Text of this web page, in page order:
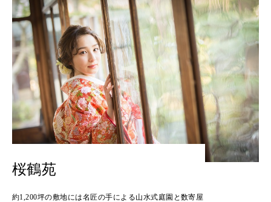
桜鶴苑
約1,200坪の敷地には名匠の手による山水式庭園と数寄屋